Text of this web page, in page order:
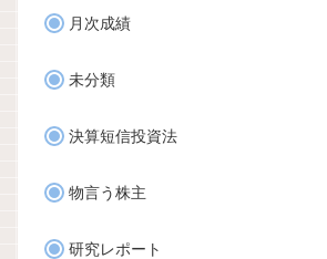
月次成績
未分類
決算短信投資法
物言う株主
研究レポート